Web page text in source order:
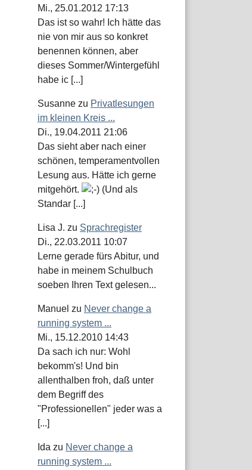
Mi., 25.01.2012 17:13
Das ist so wahr! Ich hätte das
nie von mir aus so konkret
benennen können, aber
dieses Sommer/Wintergefühl
habe ic [...]
Susanne zu Privatlesungen
im kleinen Kreis ...
Di., 19.04.2011 21:06
Das sieht aber nach einer
schönen, temperamentvollen
Lesung aus. Hätte ich gerne
mitgehört.
(Und als
Standar [...]
Lisa J. zu Sprachregister
Di., 22.03.2011 10:07
Lerne gerade fürs Abitur, und
habe in meinem Schulbuch
soeben Ihren Text gelesen...
Manuel zu Never change a
running system ...
Mi., 15.12.2010 14:43
Da sach ich nur: Wohl
bekomm's! Und bin
allenthalben froh, daß unter
dem Begriff des
"Professionellen" jeder was a
[...]
Ida zu Never change a
running system ...